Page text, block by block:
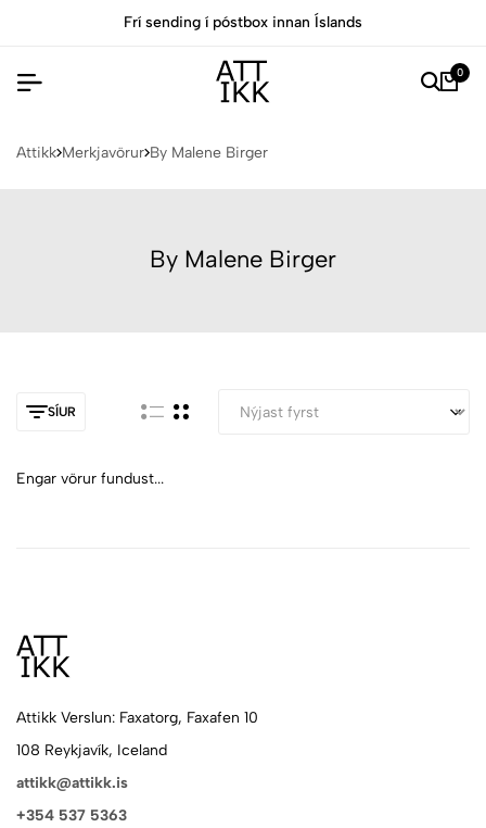
Frí sending í póstbox innan Íslands
0
Attikk Merkjavörur By Malene Birger
By Malene Birger
SÍUR
Engar vörur fundust...
Attikk Verslun: Faxatorg, Faxafen 10
108 Reykjavík, Iceland
attikk@attikk.is
+354 537 5363